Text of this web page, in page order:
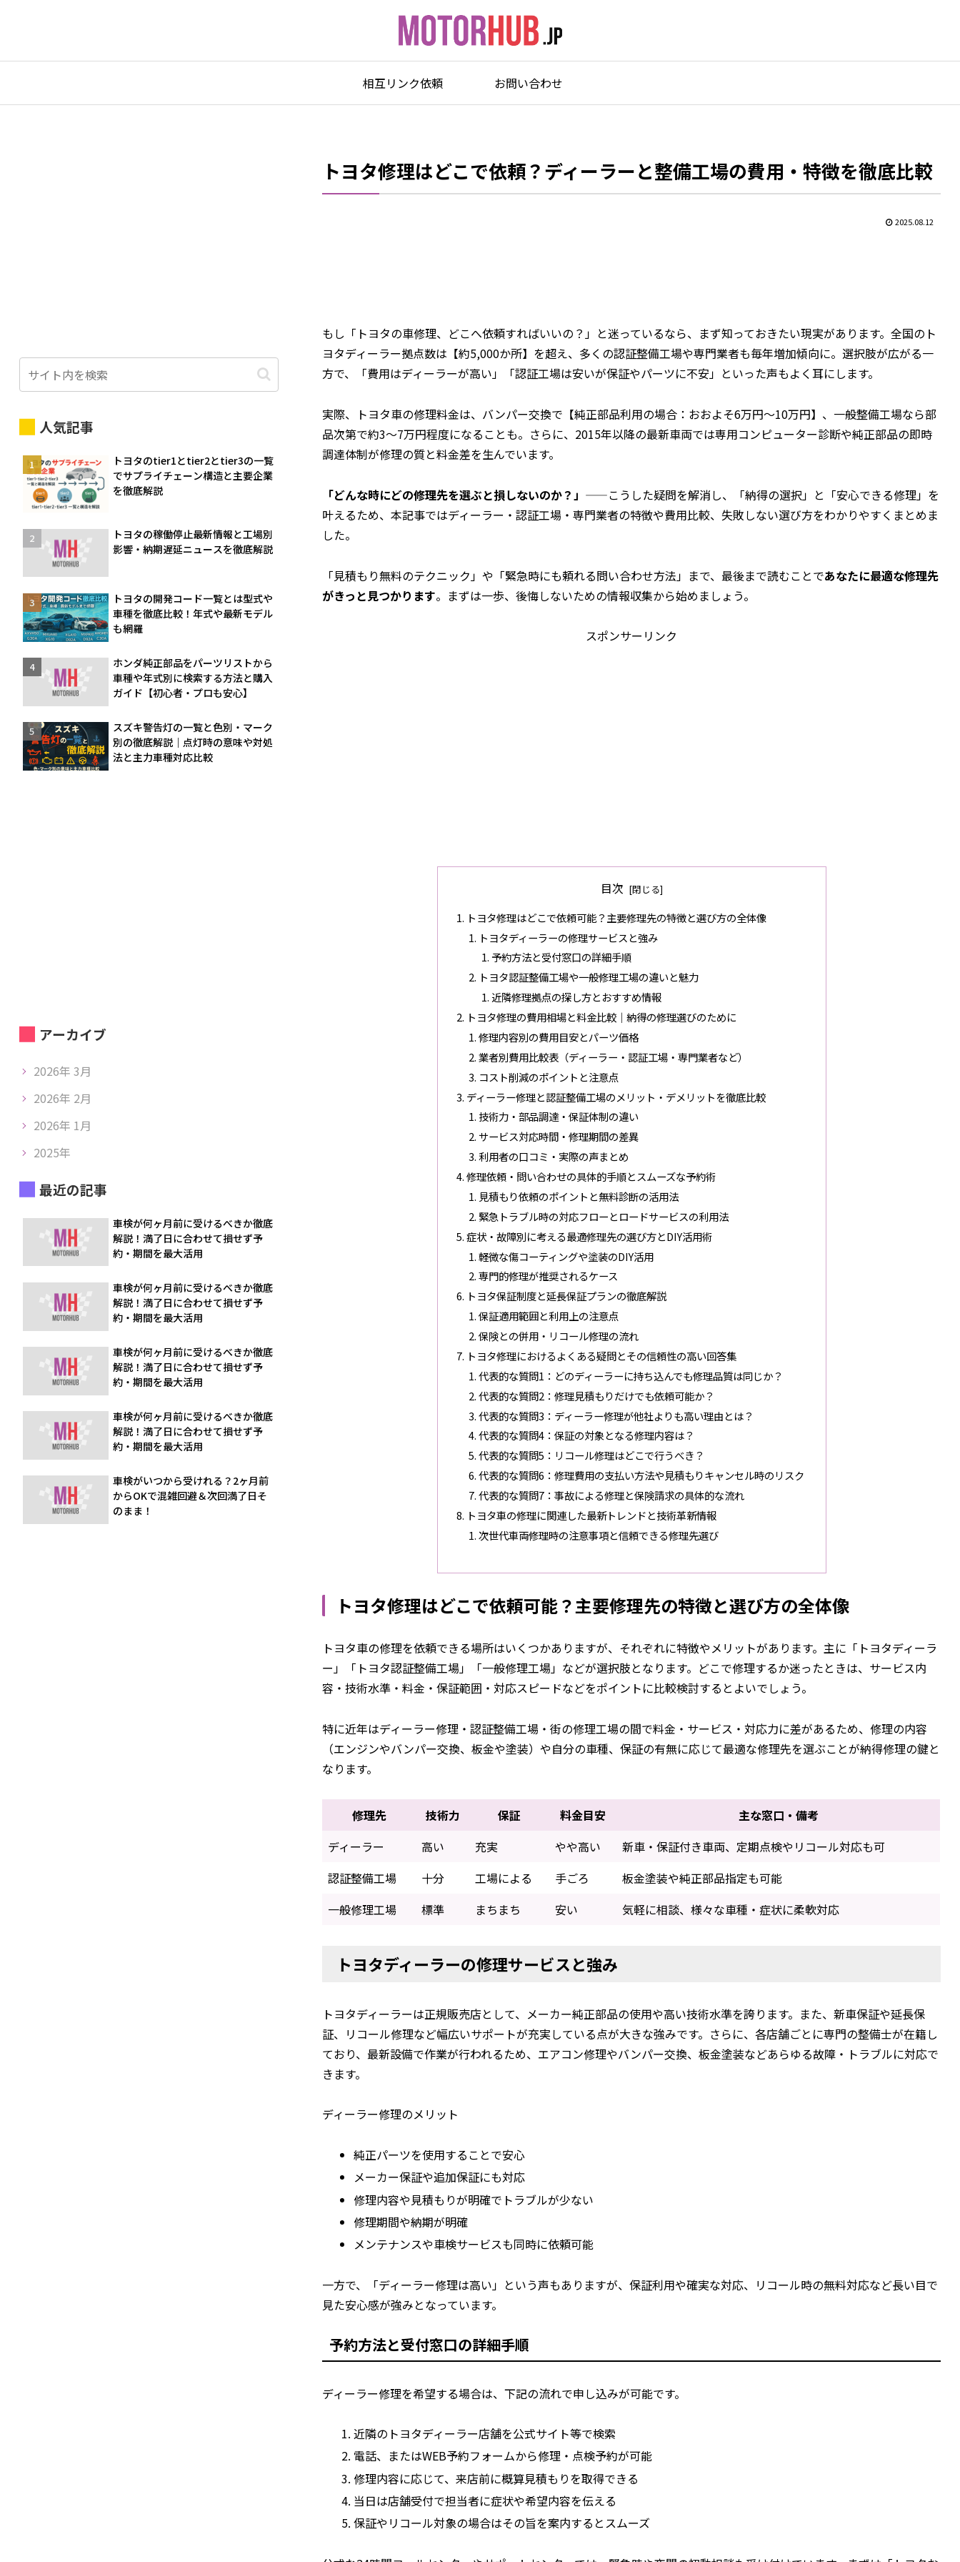
相互リンク依頼 お問い合わせ
トヨタ修理はどこで依頼？ディーラーと整備工場の費用・特徴を徹底比較
2025.08.12
もし「トヨタの車修理、どこへ依頼すればいいの？」と迷っているなら、まず知っておきたい現実があります。全国のト
ヨタディーラー拠点数は【約5,000か所】を超え、多くの認証整備工場や専門業者も毎年増加傾向に。選択肢が広がる一
方で、「費用はディーラーが高い」「認証工場は安いが保証やパーツに不安」といった声もよく耳にします。
実際、トヨタ車の修理料金は、バンパー交換で【純正部品利用の場合：おおよそ6万円～10万円】、一般整備工場なら部
品次第で約3～7万円程度になることも。さらに、2015年以降の最新車両では専用コンピューター診断や純正部品の即時
調達体制が修理の質と料金差を生んでいます。
「どんな時にどの修理先を選ぶと損しないのか？」 ——こうした疑問を解消し、「納得の選択」と「安心できる修理」を
叶えるため、本記事ではディーラー・認証工場・専門業者の特徴や費用比較、失敗しない選び方をわかりやすくまとめま
した。
「見積もり無料のテクニック」や「緊急時にも頼れる問い合わせ方法」まで、最後まで読むことであなたに最適な修理先
がきっと見つかります。まずは一歩、後悔しないための情報収集から始めましょう。
スポンサーリンク
目次
トヨタ修理はどこで依頼可能？主要修理先の特徴と選び方の全体像
トヨタディーラーの修理サービスと強み
予約方法と受付窓口の詳細手順
トヨタ認証整備工場や一般修理工場の違いと魅力
近隣修理拠点の探し方とおすすめ情報
トヨタ修理の費用相場と料金比較｜納得の修理選びのために
修理内容別の費用目安とパーツ価格
業者別費用比較表（ディーラー・認証工場・専門業者など）
コスト削減のポイントと注意点
ディーラー修理と認証整備工場のメリット・デメリットを徹底比較
技術力・部品調達・保証体制の違い
サービス対応時間・修理期間の差異
利用者の口コミ・実際の声まとめ
修理依頼・問い合わせの具体的手順とスムーズな予約術
見積もり依頼のポイントと無料診断の活用法
緊急トラブル時の対応フローとロードサービスの利用法
症状・故障別に考える最適修理先の選び方とDIY活用術
軽微な傷コーティングや塗装のDIY活用
専門的修理が推奨されるケース
トヨタ保証制度と延長保証プランの徹底解説
保証適用範囲と利用上の注意点
保険との併用・リコール修理の流れ
トヨタ修理におけるよくある疑問とその信頼性の高い回答集
代表的な質問1：どのディーラーに持ち込んでも修理品質は同じか？
代表的な質問2：修理見積もりだけでも依頼可能か？
代表的な質問3：ディーラー修理が他社よりも高い理由とは？
代表的な質問4：保証の対象となる修理内容は？
代表的な質問5：リコール修理はどこで行うべき？
代表的な質問6：修理費用の支払い方法や見積もりキャンセル時のリスク
代表的な質問7：事故による修理と保険請求の具体的な流れ
トヨタ車の修理に関連した最新トレンドと技術革新情報
次世代車両修理時の注意事項と信頼できる修理先選び
トヨタ修理はどこで依頼可能？主要修理先の特徴と選び方の全体像
トヨタ車の修理を依頼できる場所はいくつかありますが、それぞれに特徴やメリットがあります。主に「トヨタディーラ
ー」「トヨタ認証整備工場」「一般修理工場」などが選択肢となります。どこで修理するか迷ったときは、サービス内
容・技術水準・料金・保証範囲・対応スピードなどをポイントに比較検討するとよいでしょう。
特に近年はディーラー修理・認証整備工場・街の修理工場の間で料金・サービス・対応力に差があるため、修理の内容
（エンジンやバンパー交換、板金や塗装）や自分の車種、保証の有無に応じて最適な修理先を選ぶことが納得修理の鍵と
なります。
修理先 技術力 保証 料金目安
主な窓口・備考
ディーラー
高い 充実 やや高い
新車・保証付き車両、定期点検やリコール対応も可
認証整備工場
十分 工場による 手ごろ
板金塗装や純正部品指定も可能
一般修理工場
標準 まちまち 安い 気軽に相談、様々な車種・症状に柔軟対応
トヨタディーラーの修理サービスと強み
トヨタディーラーは正規販売店として、メーカー純正部品の使用や高い技術水準を誇ります。また、新車保証や延長保
証、リコール修理など幅広いサポートが充実している点が大きな強みです。さらに、各店舗ごとに専門の整備士が在籍し
ており、最新設備で作業が行われるため、エアコン修理やバンパー交換、板金塗装などあらゆる故障・トラブルに対応で
きます。
ディーラー修理のメリット
純正パーツを使用することで安心
メーカー保証や追加保証にも対応
修理内容や見積もりが明確でトラブルが少ない
修理期間や納期が明確
メンテナンスや車検サービスも同時に依頼可能
一方で、「ディーラー修理は高い」という声もありますが、保証利用や確実な対応、リコール時の無料対応など長い目で
見た安心感が強みとなっています。
予約方法と受付窓口の詳細手順
ディーラー修理を希望する場合は、下記の流れで申し込みが可能です。
近隣のトヨタディーラー店舗を公式サイト等で検索
電話、またはWEB予約フォームから修理・点検予約が可能
修理内容に応じて、来店前に概算見積もりを取得できる
当日は店舗受付で担当者に症状や希望内容を伝える
保証やリコール対象の場合はその旨を案内するとスムーズ
人気記事
トヨタのtier1とtier2とtier3の一覧
でサプライチェーン構造と主要企業
を徹底解説
トヨタの稼働停止最新情報と工場別
影響・納期遅延ニュースを徹底解説
トヨタの開発コード一覧とは型式や
車種を徹底比較！年式や最新モデル
も網羅
ホンダ純正部品をパーツリストから
車種や年式別に検索する方法と購入
ガイド【初心者・プロも安心】
スズキ警告灯の一覧と色別・マーク
別の徹底解説｜点灯時の意味や対処
法と主力車種対応比較
アーカイブ
2026年 3月
2026年 2月
2026年 1月
2025年
最近の記事
車検が何ヶ月前に受けるべきか徹底
解説！満了日に合わせて損せず予
約・期間を最大活用
車検が何ヶ月前に受けるべきか徹底
解説！満了日に合わせて損せず予
約・期間を最大活用
車検が何ヶ月前に受けるべきか徹底
解説！満了日に合わせて損せず予
約・期間を最大活用
車検が何ヶ月前に受けるべきか徹底
解説！満了日に合わせて損せず予
約・期間を最大活用
車検がいつから受けれる？2ヶ月前
からOKで混雑回避＆次回満了日そ
のまま！